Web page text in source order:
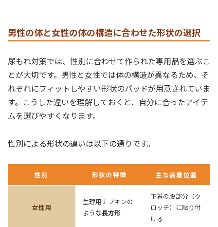
男性の体と女性の体の構造に合わせた形状の選択
尿もれ対策では、性別に合わせて作られた専用品を選ぶこ
とが大切です。男性と女性では体の構造が異なるため、そ
れぞれにフィットしやすい形状のパッドが用意されていま
す。こうした違いを理解しておくと、自分に合ったアイテ
ムを選びやすくなります。
性別による形状の違いは以下の通りです。
性別 形状の特徴 主な装着位置
女性用
生理用ナプキンの
ような長方形
下着の股部分（ク
ロッチ）に貼り付
ける